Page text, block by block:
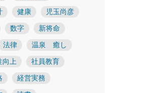
健康 児玉尚彦
数字 新将命
法律 温泉 癒し
向上 社員教育
経営実務